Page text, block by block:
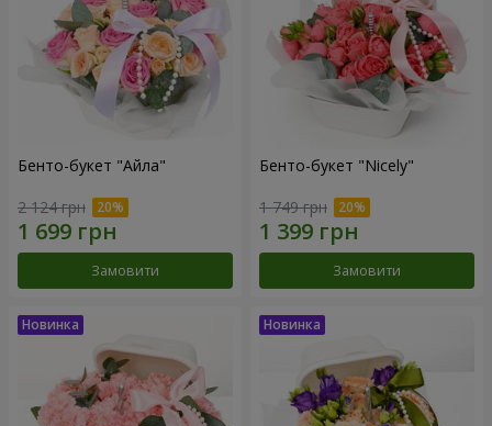
Бенто-букет "Айла"
2 124 грн
Замовити
Бенто-букет "Nicely"
1 749 грн
Замовити